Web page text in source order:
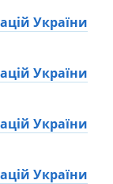
України
України
України
України